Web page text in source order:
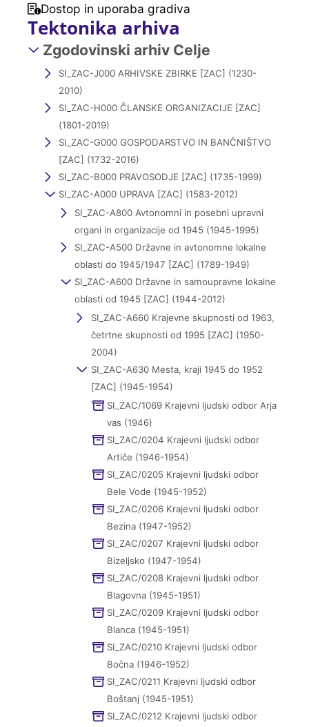
Dostop in uporaba gradiva
Tektonika arhiva
Zgodovinski arhiv Celje
SI_ZAC-J000 ARHIVSKE ZBIRKE [ZAC] (1230-
2010)
SI_ZAC-H000 ČLANSKE ORGANIZACIJE [ZAC]
(1801-2019)
SI_ZAC-G000 GOSPODARSTVO IN BANČNIŠTVO
[ZAC] (1732-2016)
SI_ZAC-B000 PRAVOSODJE [ZAC] (1735-1999)
SI_ZAC-A000 UPRAVA [ZAC] (1583-2012)
SI_ZAC-A800 Avtonomni in posebni upravni
organi in organizacije od 1945 (1945-1995)
SI_ZAC-A500 Državne in avtonomne lokalne
oblasti do 1945/1947 [ZAC] (1789-1949)
SI_ZAC-A600 Državne in samoupravne lokalne
oblasti od 1945 [ZAC] (1944-2012)
SI_ZAC-A660 Krajevne skupnosti od 1963,
četrtne skupnosti od 1995 [ZAC] (1950-
2004)
SI_ZAC-A630 Mesta, kraji 1945 do 1952
[ZAC] (1945-1954)
SI_ZAC/1069 Krajevni ljudski odbor Arja
vas (1946)
SI_ZAC/0204 Krajevni ljudski odbor
Artiče (1946-1954)
SI_ZAC/0205 Krajevni ljudski odbor
Bele Vode (1945-1952)
SI_ZAC/0206 Krajevni ljudski odbor
Bezina (1947-1952)
SI_ZAC/0207 Krajevni ljudski odbor
Bizeljsko (1947-1954)
SI_ZAC/0208 Krajevni ljudski odbor
Blagovna (1945-1951)
SI_ZAC/0209 Krajevni ljudski odbor
Blanca (1945-1951)
SI_ZAC/0210 Krajevni ljudski odbor
Bočna (1946-1952)
SI_ZAC/0211 Krajevni ljudski odbor
Boštanj (1945-1951)
SI_ZAC/0212 Krajevni ljudski odbor